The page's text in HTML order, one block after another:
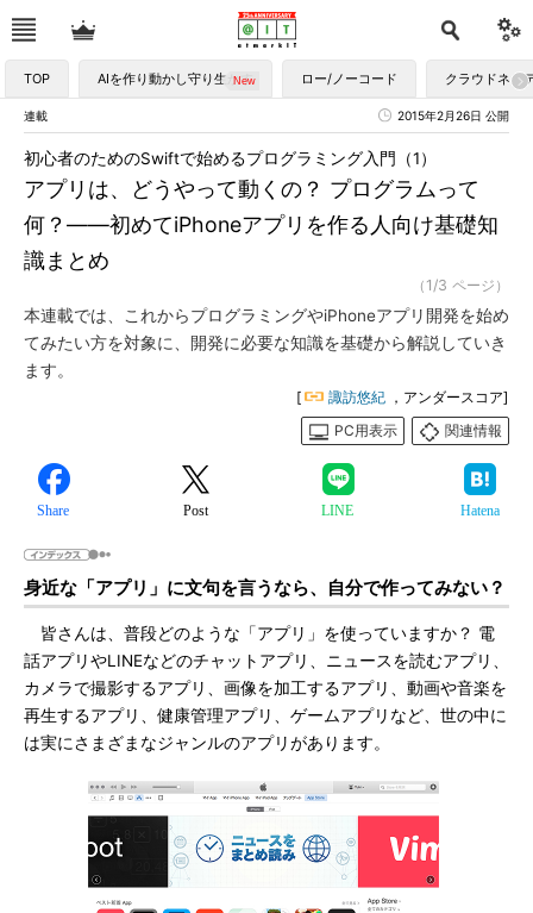
TOP AIを作り動かし守り生かす ロー/ノーコード クラウドネイ
連載 2015年2月26日 公開
アプリは、どうやって動くの？ プログラムって
何？――初めてiPhoneアプリを作る人向け基礎知
識まとめ
初心者のためのSwiftで始めるプログラミング入門（1）
（1/3 ページ）
本連載では、これからプログラミングやiPhoneアプリ開発を始め
てみたい方を対象に、開発に必要な知識を基礎から解説していき
ます。
[ 諏訪悠紀 ，アンダースコア]
PC用表示
関連情報
Share Post LINE Hatena
身近な「アプリ」に文句を言うなら、自分で作ってみない？
皆さんは、普段どのような「アプリ」を使っていますか？ 電
話アプリやLINEなどのチャットアプリ、ニュースを読むアプリ、
カメラで撮影するアプリ、画像を加工するアプリ、動画や音楽を
再生するアプリ、健康管理アプリ、ゲームアプリなど、世の中に
は実にさまざまなジャンルのアプリがあります。